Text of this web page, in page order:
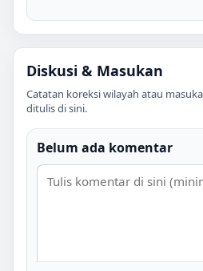
Diskusi & Masukan
Catatan koreksi wilayah atau
ditulis di sini.
Belum ada komentar